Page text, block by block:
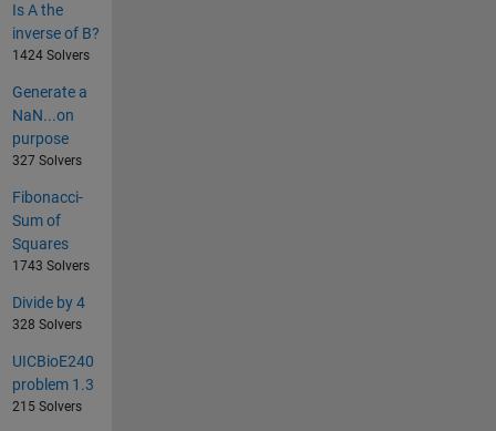
Is A the
inverse of B?
1424 Solvers
Generate a
NaN...on
purpose
327 Solvers
Fibonacci-
Sum of
Squares
1743 Solvers
Divide by 4
328 Solvers
UICBioE240
problem 1.3
215 Solvers